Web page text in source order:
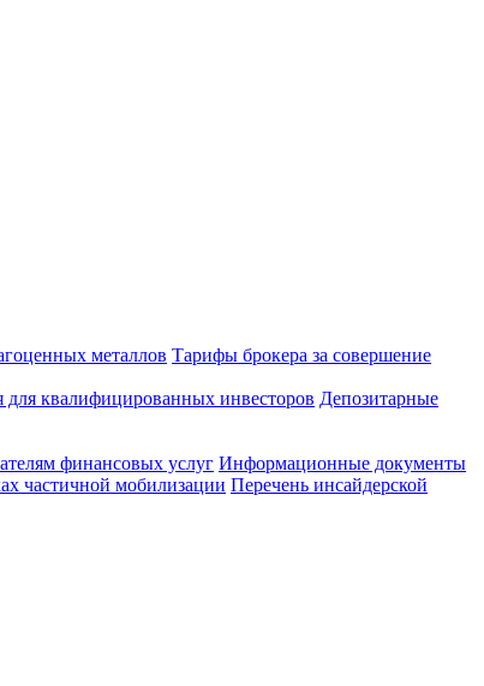
металлов Тарифы брокера за совершение
квалифицированных инвесторов Депозитарные
финансовых услуг Информационные документы
частичной мобилизации Перечень инсайдерской